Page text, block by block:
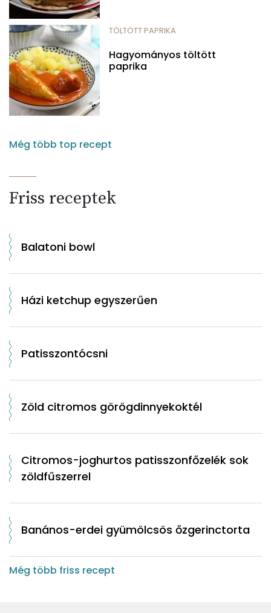
TÖLTÖTT PAPRIKA
Hagyományos töltött
paprika
Még több top recept
Friss receptek
Balatoni bowl
Házi ketchup egyszerűen
Patisszontócsni
Zöld citromos görögdinnyekoktél
Citromos-joghurtos patisszonfőzelék sok
zöldfűszerrel
Banános-erdei gyümölcsös őzgerinctorta
Még több friss recept